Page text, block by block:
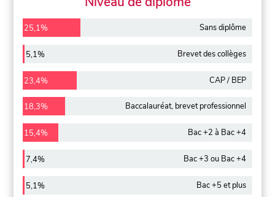
25,1% Sans diplôme
5,1% Brevet des collèges
23,4% CAP / BEP
18,3% Baccalauréat, brevet professionnel
15,4% Bac +2 à Bac +4
7,4% Bac +3 ou Bac +4
5,1% Bac +5 et plus